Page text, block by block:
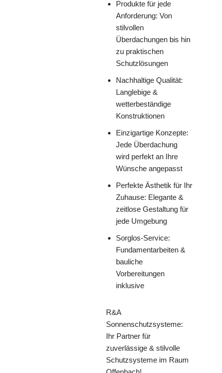
Produkte für jede
Anforderung: Von
stilvollen
Überdachungen bis hin
zu praktischen
Schutzlösungen
Nachhaltige Qualität:
Langlebige &
wetterbeständige
Konstruktionen
Einzigartige Konzepte:
Jede Überdachung
wird perfekt an Ihre
Wünsche angepasst
Perfekte Ästhetik für Ihr
Zuhause: Elegante &
zeitlose Gestaltung für
jede Umgebung
Sorglos-Service:
Fundamentarbeiten &
bauliche
Vorbereitungen
inklusive
R&A
Sonnenschutzsysteme:
Ihr Partner für
zuverlässige & stilvolle
Schutzsysteme im Raum